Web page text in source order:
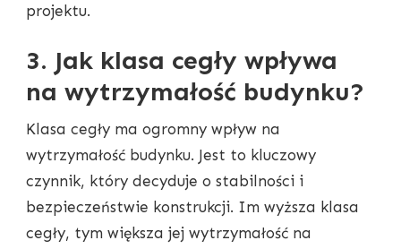
projektu.
3. Jak klasa cegły wpływa
na wytrzymałość budynku?
Klasa cegły ma ogromny wpływ na
wytrzymałość budynku. Jest to kluczowy
czynnik, który decyduje o stabilności i
bezpieczeństwie konstrukcji. Im wyższa klasa
cegły, tym większa jej wytrzymałość na